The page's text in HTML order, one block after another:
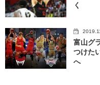
く
富山グ
つけた
へ